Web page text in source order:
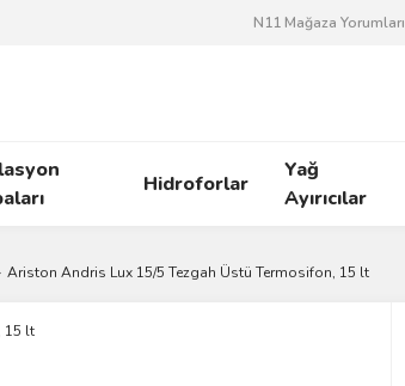
N11 Mağaza Yorumları
Hidroforlar
Yağ
Ayırıcılar
Ariston Andris Lux 15/5 Tezgah Üstü Termosifon, 15 lt